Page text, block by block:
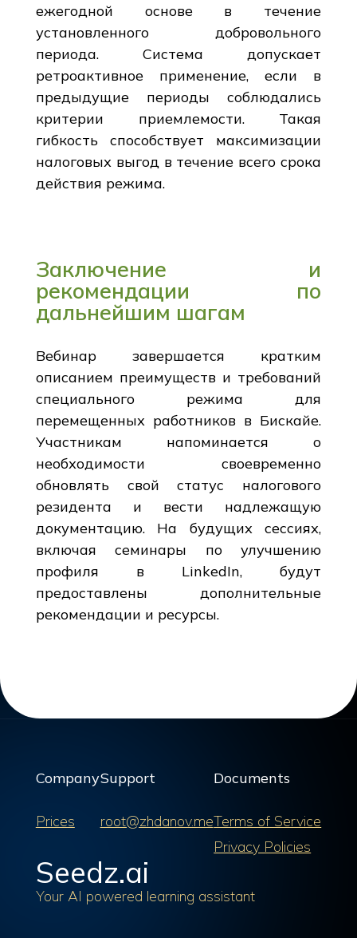
ежегодной основе в течение
установленного добровольного
периода. Система допускает
ретроактивное применение, если в
предыдущие периоды соблюдались
критерии приемлемости. Такая
гибкость способствует максимизации
налоговых выгод в течение всего срока
действия режима.
Заключение и
рекомендации по
дальнейшим шагам
Вебинар завершается кратким
описанием преимуществ и требований
специального режима для
перемещенных работников в Бискайе.
Участникам напоминается о
необходимости своевременно
обновлять свой статус налогового
резидента и вести надлежащую
документацию. На будущих сессиях,
включая семинары по улучшению
профиля в LinkedIn, будут
предоставлены дополнительные
рекомендации и ресурсы.
Company
Prices
Support
root@zhdanov.me
Documents
Terms of Service
Privacy Policies
Seedz.ai
Your AI powered learning assistant